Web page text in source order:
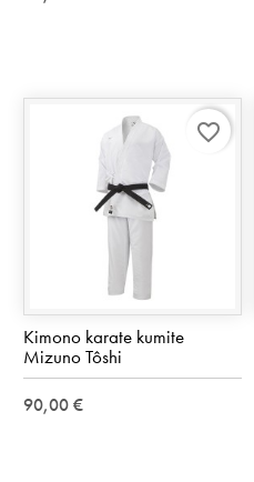
Kimono karate kumite
Mizuno Tôshi
90,00 €
favorite_border